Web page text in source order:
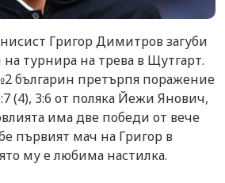
Григор Димитров загуби
турнира на трева в Щутгарт.
българин претърпя поражение
(4), 3:6 от поляка Йежи Янович,
има две победи от вече
първият мач на Григор в
му е любима настилка.